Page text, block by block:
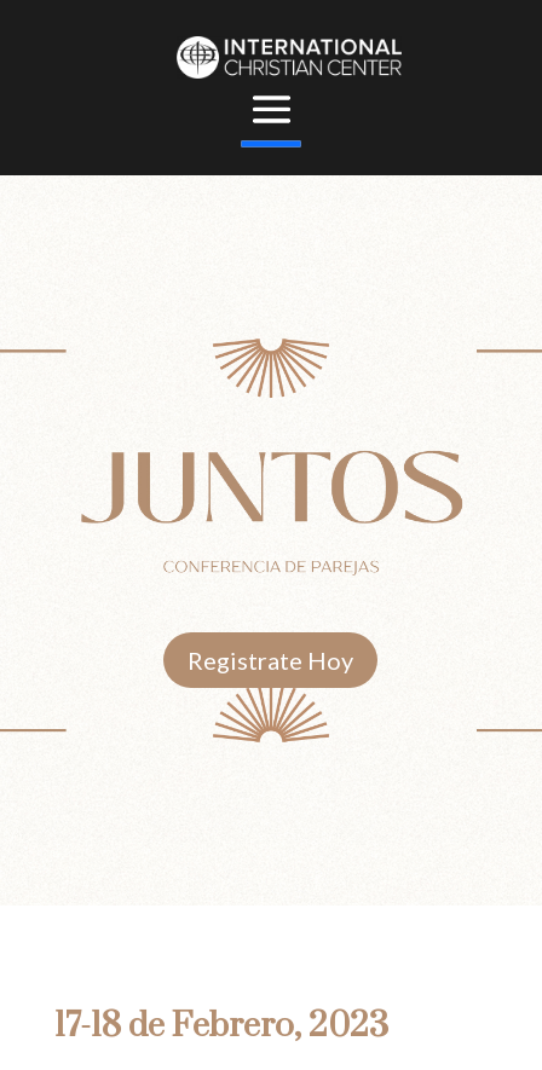
Juntos
Registrate Hoy
17-18 de Febrero, 2023